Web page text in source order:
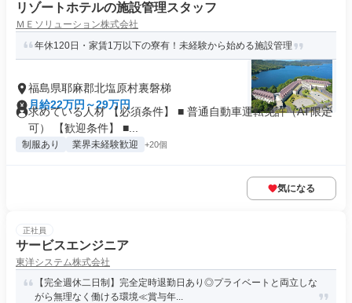
リゾートホテルの施設管理スタッフ
ＭＥソリューション株式会社
年休120日・家賃1万以下の寮有！未経験から始める施設管理
福島県耶麻郡北塩原村裏磐梯
月給22万円～29万円
求めている人材 【必須条件】 ■ 普通自動車運転免許（AT限定
可） 【歓迎条件】 ■...
制服あり 業界未経験歓迎 +20個
気になる
正社員
サービスエンジニア
東洋システム株式会社
【完全週休二日制】完全定時退勤日あり◎プライベートと両立しな
がら無理なく働ける環境≪賞与年...